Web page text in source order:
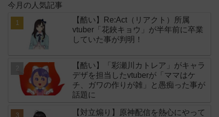
今月の人気記事
【酷い】Re:Act（リアクト）所属
vtuber「花鋏キョウ」が半年前に卒業
していた事が判明！
【酷い】「彩瀬川カトレア」がキャラ
デザを担当したvtuberが「ママはケ
チ、ガワの作りが雑」と愚痴った事が
話題に
【対立煽り】原神配信を熱心にやって